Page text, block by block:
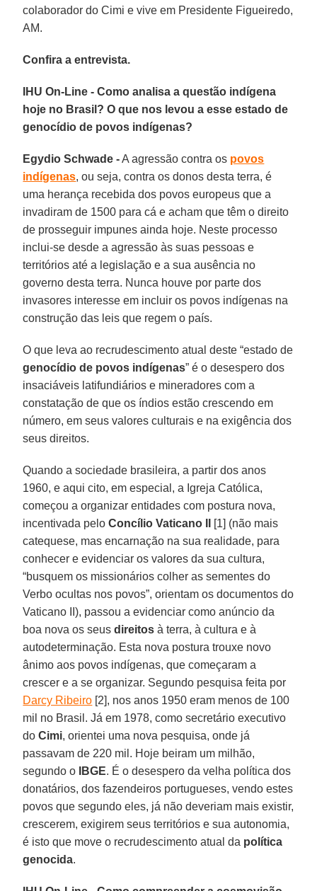
colaborador do Cimi e vive em Presidente Figueiredo,
AM.
Confira a entrevista.
IHU On-Line - Como analisa a questão indígena
hoje no Brasil? O que nos levou a esse estado de
genocídio de povos indígenas?
Egydio Schwade -A agressão contra os povos
indígenas, ou seja, contra os donos desta terra, é
uma herança recebida dos povos europeus que a
invadiram de 1500 para cá e acham que têm o direito
de prosseguir impunes ainda hoje. Neste processo
inclui-se desde a agressão às suas pessoas e
territórios até a legislação e a sua ausência no
governo desta terra. Nunca houve por parte dos
invasores interesse em incluir os povos indígenas na
construção das leis que regem o país.
O que leva ao recrudescimento atual deste “estado de
genocídio de povos indígenas” é o desespero dos
insaciáveis latifundiários e mineradores com a
constatação de que os índios estão crescendo em
número, em seus valores culturais e na exigência dos
seus direitos.
Quando a sociedade brasileira, a partir dos anos
1960, e aqui cito, em especial, a Igreja Católica,
começou a organizar entidades com postura nova,
incentivada peloConcílio Vaticano II
[1] (não mais
catequese, mas encarnação na sua realidade, para
conhecer e evidenciar os valores da sua cultura,
“busquem os missionários colher as sementes do
Verbo ocultas nos povos”, orientam os documentos do
Vaticano II), passou a evidenciar como anúncio da
boa nova os seusdireitos à terra, à cultura e à
autodeterminação. Esta nova postura trouxe novo
ânimo aos povos indígenas, que começaram a
crescer e a se organizar. Segundo pesquisa feita por
Darcy Ribeiro [2], nos anos 1950 eram menos de 100
mil no Brasil. Já em 1978, como secretário executivo
do Cimi, orientei uma nova pesquisa, onde já
passavam de 220 mil. Hoje beiram um milhão,
segundo o
IBGE. É o desespero da velha política dos
donatários, dos fazendeiros portugueses, vendo estes
povos que segundo eles, já não deveriam mais existir,
crescerem, exigirem seus territórios e sua autonomia,
é isto que move o recrudescimento atual da política
genocida.